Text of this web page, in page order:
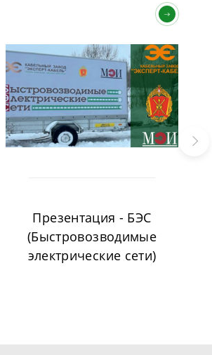
Презентация - БЭС
(Быстровозводимые
электрические сети)